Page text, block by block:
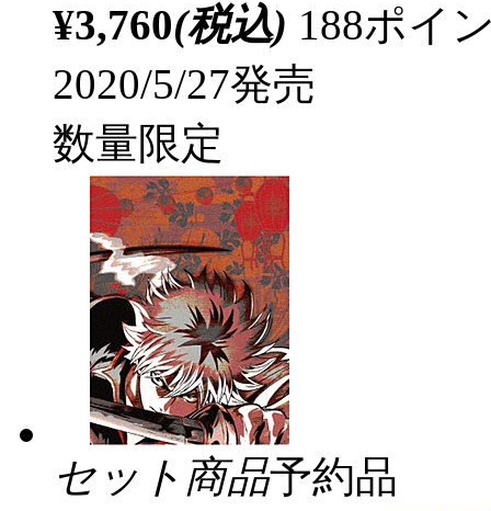
¥3,760(税込) 188ポイ
2020/5/27発売
数量限定
セット商品予約品